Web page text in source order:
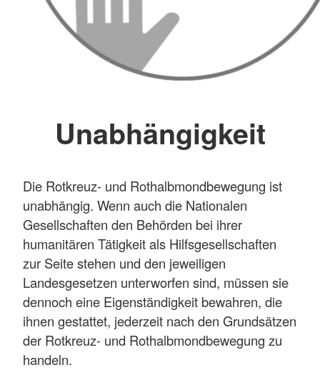
Unabhängigkeit
Die Rotkreuz- und Rothalbmondbewegung ist
unabhängig. Wenn auch die Nationalen
Gesellschaften den Behörden bei ihrer
humanitären Tätigkeit als Hilfsgesellschaften
zur Seite stehen und den jeweiligen
Landesgesetzen unterworfen sind, müssen sie
dennoch eine Eigenständigkeit bewahren, die
ihnen gestattet, jederzeit nach den Grundsätzen
der Rotkreuz- und Rothalbmondbewegung zu
handeln.